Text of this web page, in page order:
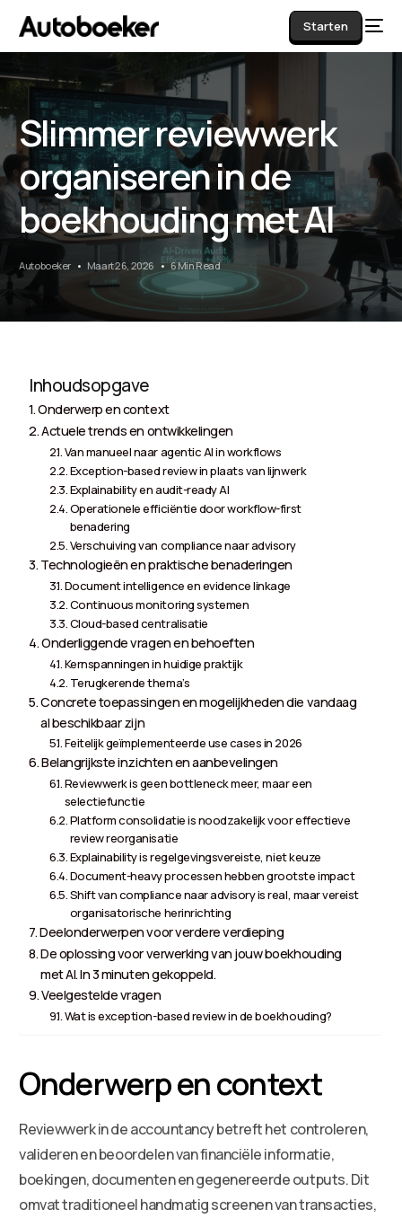
Starten
Slimmer reviewwerk
organiseren in de
boekhouding met AI
Autoboeker Maart 26, 2026 6 Min Read
Inhoudsopgave
Onderwerp en context
Actuele trends en ontwikkelingen
Van manueel naar agentic AI in workflows
Exception-based review in plaats van lijnwerk
Explainability en audit-ready AI
Operationele efficiëntie door workflow-first
benadering
Verschuiving van compliance naar advisory
Technologieën en praktische benaderingen
Document intelligence en evidence linkage
Continuous monitoring systemen
Cloud-based centralisatie
Onderliggende vragen en behoeften
Kernspanningen in huidige praktijk
Terugkerende thema’s
Concrete toepassingen en mogelijkheden die vandaag
al beschikbaar zijn
Feitelijk geïmplementeerde use cases in 2026
Belangrijkste inzichten en aanbevelingen
Reviewwerk is geen bottleneck meer, maar een
selectiefunctie
Platform consolidatie is noodzakelijk voor effectieve
review reorganisatie
Explainability is regelgevingsvereiste, niet keuze
Document-heavy processen hebben grootste impact
Shift van compliance naar advisory is real, maar vereist
organisatorische herinrichting
Deelonderwerpen voor verdere verdieping
De oplossing voor verwerking van jouw boekhouding
met AI. In 3 minuten gekoppeld.
Veelgestelde vragen
Wat is exception-based review in de boekhouding?
Onderwerp en context
Reviewwerk in de accountancy betreft het controleren,
valideren en beoordelen van financiële informatie,
boekingen, documenten en gegenereerde outputs. Dit
omvat traditioneel handmatig screenen van transacties,
AI